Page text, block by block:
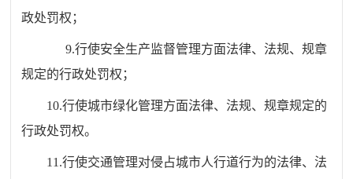
政处罚权；
9.行使安全生产监督管理方面法律、法规、规章
规定的行政处罚权；
10.行使城市绿化管理方面法律、法规、规章规定的
行政处罚权。
11.行使交通管理对侵占城市人行道行为的法律、法